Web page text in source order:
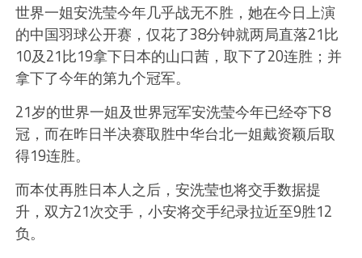
世界一姐安洗莹今年几乎战无不胜，她在今日上演
的中国羽球公开赛，仅花了38分钟就两局直落21比
10及21比19拿下日本的山口茜，取下了20连胜；并
拿下了今年的第九个冠军。
21岁的世界一姐及世界冠军安洗莹今年已经夺下8
冠，而在昨日半决赛取胜中华台北一姐戴资颖后取
得19连胜。
而本仗再胜日本人之后，安洗莹也将交手数据提
升，双方21次交手，小安将交手纪录拉近至9胜12
负。